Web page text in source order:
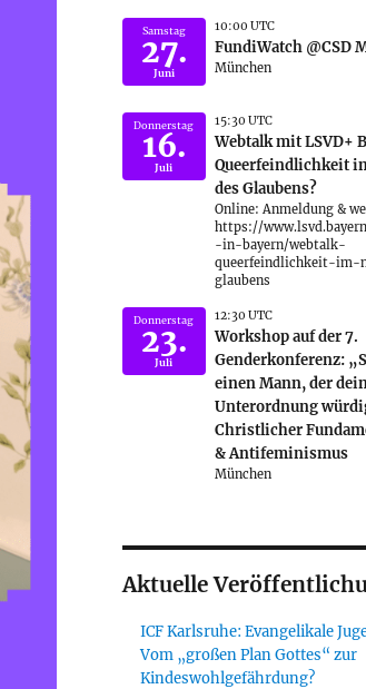
Samstag
27.
Juni
10:00 UTC
FundiWatch @CSD
München
Donnerstag
16.
Juli
15:30 UTC
Webtalk mit LSVD+
Queerfeindlichkeit
des Glaubens?
Online: Anmeldung &
https://
-in-bayern/webtalk-
queerfeindlichkeit-im-
glaubens
Donnerstag
23.
Juli
12:30 UTC
Workshop auf der 7.
Genderkonferenz:
einen Mann, der
Unterordnung
Christlicher
& Antifeminismus
München
Aktuelle
ICF Karlsruhe: Evangelikale
Vom „großen Plan Gottes“ zur
Kindeswohlgefährdung?